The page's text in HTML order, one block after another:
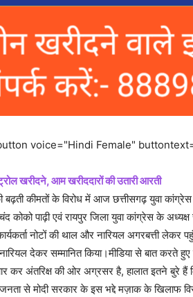
voice="Hindi Female"
खरीदने, आम खरीददारों की उतारी आरती
कीमतों के विरोध में आज छत्तीसगढ़ युवा
कोको पाढ़ी एवं रायपुर जिला युवा कांग्रेस के
नोटों की थाल और नारियल अगरबत्ती लेकर
देकर सम्मानित किया।मीडिया से बात करते
कर अंतरिक्ष की ओर अग्रसर है, हालात इतने
से मोदी सरकार के इस भद्दे मज़ाक के खिलाफ